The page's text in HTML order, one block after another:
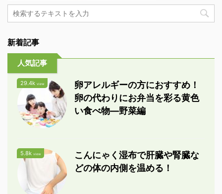
新着記事
人気記事
29.4k view
卵アレルギーの方におすすめ！
卵の代わりにお弁当を彩る黄色
い食べ物―野菜編
5.8k view
こんにゃく湿布で肝臓や腎臓な
どの体の内側を温める！